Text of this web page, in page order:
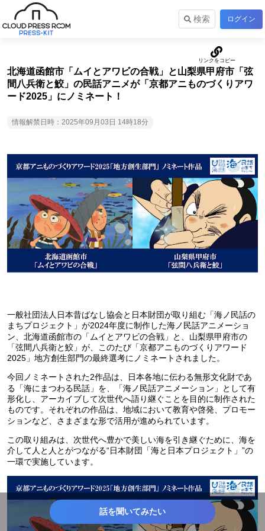
検索 ログイン
北海道函館市「ムイとアワビの合戦」と山梨県甲府市「弦
間八兵衛と鮫」の民話アニメが「京都アニものづくりアワ
ード2025」にノミネート！
情報解禁日時：2025年09月03日 14時18分
一般社団法人日本昔ばなし協会と日本財団が取り組む「海ノ民話の
まちプロジェクト」が2024年度に制作した海ノ民話アニメーショ
ン、北海道函館市の「ムイとアワビの合戦」と、山梨県甲府市の
「弦間八兵衛と鮫」が、このたび「京都アニものづくりアワード
2025」地方創生部門の最終選考にノミネートされました。
今回ノミネートされた2作品は、日本各地に伝わる無形文化財であ
る「海にまつわる民話」を、「海ノ民話アニメーション」として有
形化し、アーカイブして次世代へ語り継ぐことを目的に制作された
ものです。それぞれの作品は、地域において教育や啓発、プロモー
ションなど、さまざまな形で活用が進められています。
この取り組みは、次世代へ豊かで美しい海を引き継ぐために、海を
介して人と人とがつながる“日本財団「海と日本プロジェクト」”の
一環で実施しています。
話を聞いてみたい